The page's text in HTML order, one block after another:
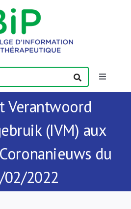
Toggle
Verantwoord
(IVM) aux
du
02/2022